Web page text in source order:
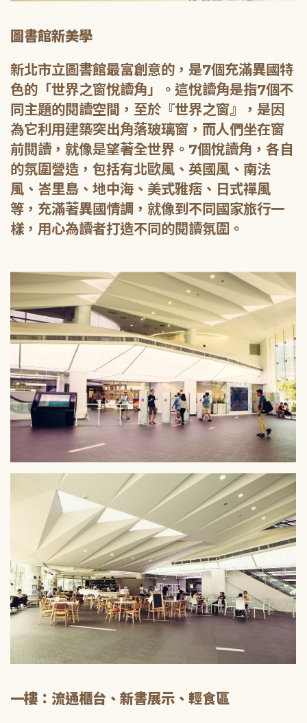
圖書館新美學
新北市立圖書館最富創意的，是7個充滿異國特
色的「世界之窗悅讀角」。這悅讀角是指7個不
同主題的閱讀空間，至於『世界之窗』，是因
為它利用建築突出角落玻璃窗，而人們坐在窗
前閱讀，就像是望著全世界。7個悅讀角，各自
的氛圍營造，包括有北歐風、英國風、南法
風、峇里島、地中海、美式雅痞、日式禪風
等，充滿著異國情調，就像到不同國家旅行一
樣，用心為讀者打造不同的閱讀氛圍。
一樓：流通櫃台、新書展示、輕食區